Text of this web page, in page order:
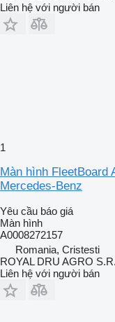
Liên hệ với người bán
1
Màn hình FleetBoard
Mercedes-Benz
Yêu cầu báo giá
Màn hình
A0008272157
Romania, Cristesti
ROYAL DRU AGRO
Liên hệ với người bán